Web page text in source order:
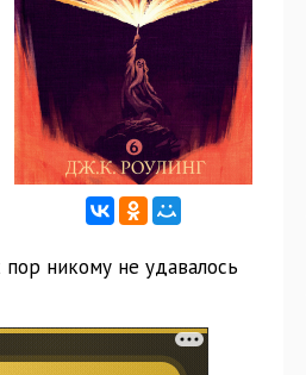
21:14
20:27
24:51
16:38
никому не удавалось